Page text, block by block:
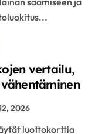
vertailu,
2026